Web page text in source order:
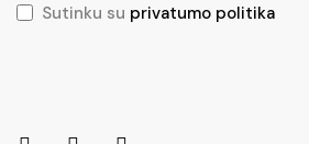
Sutinku su privatumo politika